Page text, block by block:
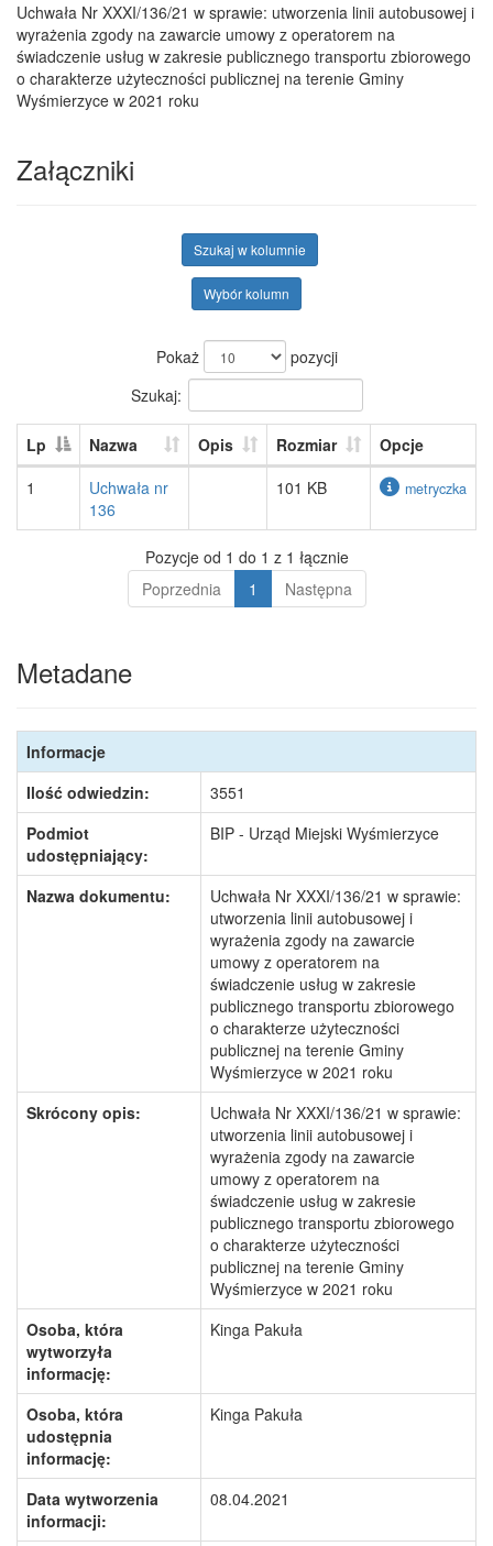
Uchwała Nr XXXI/136/21 w sprawie: utworzenia linii autobusowej i
wyrażenia zgody na zawarcie umowy z operatorem na
świadczenie usług w zakresie publicznego transportu zbiorowego
o charakterze użyteczności publicznej na terenie Gminy
Wyśmierzyce w 2021 roku
Załączniki
Szukaj w kolumnie
Wybór kolumn
Pokaż
pozycji
Szukaj:
Lp Nazwa Opis Rozmiar
Opcje
1
Uchwała nr
136
101 KB metryczka
Pozycje od 1 do 1 z 1 łącznie
Poprzednia
1 Następna
Metadane
Informacje
Ilość odwiedzin:
3551
Podmiot
udostępniający:
BIP - Urząd Miejski Wyśmierzyce
Nazwa dokumentu:
Uchwała Nr XXXI/136/21 w sprawie:
utworzenia linii autobusowej i
wyrażenia zgody na zawarcie
umowy z operatorem na
świadczenie usług w zakresie
publicznego transportu zbiorowego
o charakterze użyteczności
publicznej na terenie Gminy
Wyśmierzyce w 2021 roku
Skrócony opis:
Uchwała Nr XXXI/136/21 w sprawie:
utworzenia linii autobusowej i
wyrażenia zgody na zawarcie
umowy z operatorem na
świadczenie usług w zakresie
publicznego transportu zbiorowego
o charakterze użyteczności
publicznej na terenie Gminy
Wyśmierzyce w 2021 roku
Osoba, która
wytworzyła
informację:
Kinga Pakuła
Osoba, która
udostępnia
informację:
Kinga Pakuła
Data wytworzenia
informacji:
08.04.2021